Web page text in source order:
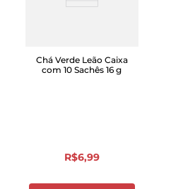
Chá Verde Leão Caixa
com 10 Sachês 16 g
R$6,99